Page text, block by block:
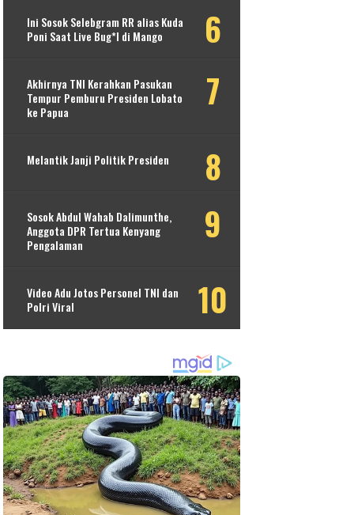
Ini Sosok Selebgram RR alias Kuda
Poni Saat Live Bug*l di Mango
Akhirnya TNI Kerahkan Pasukan
Tempur Pemburu Presiden Lobato
ke Papua
Melantik Janji Politik Presiden
Sosok Abdul Wahab Dalimunthe,
Anggota DPR Tertua Kenyang
Pengalaman
Video Adu Jotos Personel TNI dan
Polri Viral